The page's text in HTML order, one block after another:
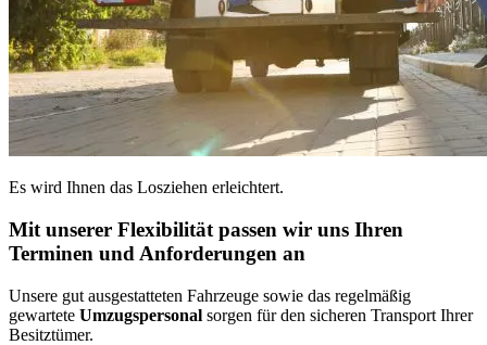
Es wird Ihnen das Losziehen erleichtert.
Mit unserer Flexibilität passen wir uns Ihren
Terminen und Anforderungen an
Unsere gut ausgestatteten Fahrzeuge sowie das regelmäßig
gewartete Umzugspersonal sorgen für den sicheren Transport Ihrer
Besitztümer.